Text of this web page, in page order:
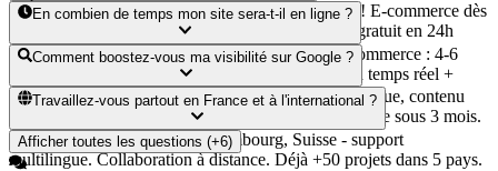
**À partir de 490€** pour un site vitrine complet ! E-commerce dès
1200€, applications sur mesure dès 4500€. Devis gratuit en 24h
avec simulateur intelligent inclus.
En combien de temps mon site sera-t-il en ligne ?
**Ultra-rapide !** Site vitrine : 2-3 semaines. E-commerce : 4-6
semaines. App complexe : 6-12 semaines. Suivi en temps réel +
aperçus à chaque étape.
Comment boostez-vous ma visibilité sur Google ?
**SEO intégré dès le départ !** Optimisation technique, contenu
ciblé, référencement local. +30% de trafic en moyenne sous 3 mois.
Suivi mensuel inclus.
Travaillez-vous partout en France et à l'international ?
**Oui, 100% !** France, Luxembourg, Suisse - support
multilingue. Collaboration à distance. Déjà +50 projets dans 5 pays.
Afficher toutes les questions (+6)